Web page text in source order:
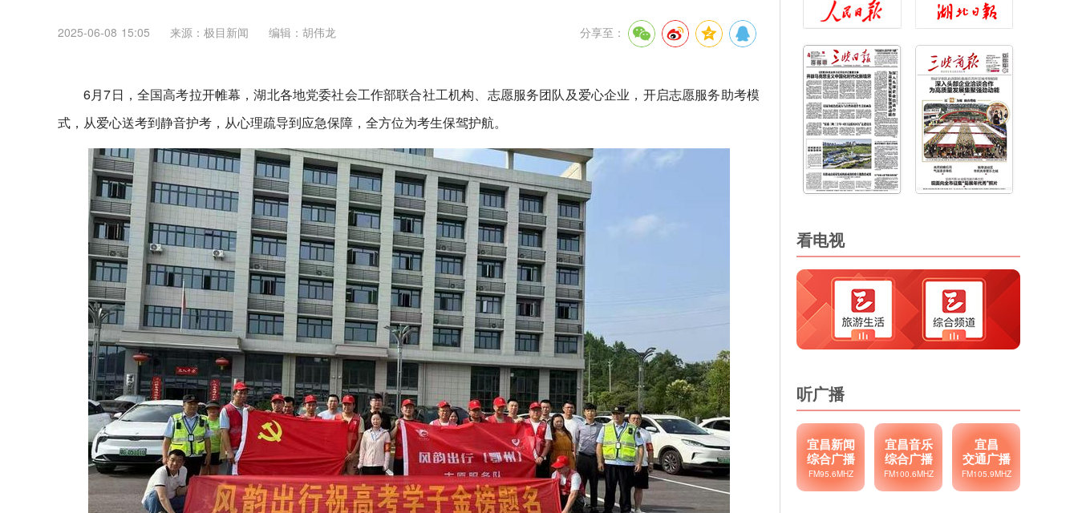
2025-06-08 15:05 来源：​极目新闻 编辑：胡伟龙 分享至：
6月7日，全国高考拉开帷幕，湖北各地党委社会工作部联合社工机构、志愿服务团队及爱心企业，开启志愿服务助考模
式，从爱心送考到静音护考，从心理疏导到应急保障，全方位为考生保驾护航。
看电视
听广播
宜昌新闻
综合广播
FM95.6MHZ
宜昌音乐
综合广播
FM100.6MHZ
宜昌
交通广播
FM105.9MHZ